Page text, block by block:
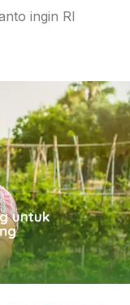
ingin RI